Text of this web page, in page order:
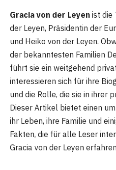
Gracia von der Leyen ist die
der Leyen, Präsidentin der
und Heiko von der Leyen.
der bekanntesten Familien
führt sie ein weitgehend
interessieren sich für ihre
und die Rolle, die sie in ihrer
Dieser Artikel bietet einen
ihr Leben, ihre Familie und
Fakten, die für alle Leser
Gracia von der Leyen